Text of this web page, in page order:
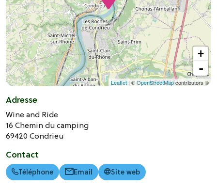
+
-
Leaflet | ©OpenStreetMapcontributors ©
Adresse
Wine and Ride
16 Chemin du camping
69420Condrieu
Contact
Téléphone Email Site web